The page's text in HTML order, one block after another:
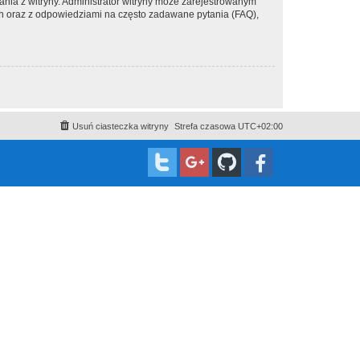
z odpowiedziami na często zadawane pytania (FAQ),
Strefa czasowa UTC+02:00
Usuń ciasteczka witryny